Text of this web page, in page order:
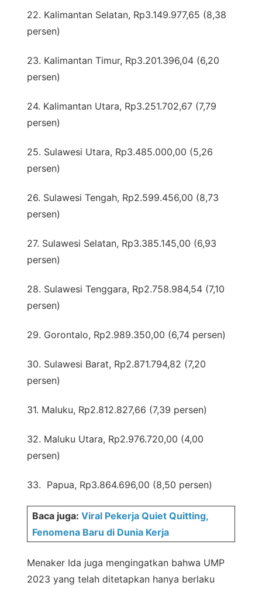
22. Kalimantan Selatan, Rp3.149.977,65 (8,38
persen)
23. Kalimantan Timur, Rp3.201.396,04 (6,20
persen)
24. Kalimantan Utara, Rp3.251.702,67 (7,79
persen)
25. Sulawesi Utara, Rp3.485.000,00 (5,26
persen)
26. Sulawesi Tengah, Rp2.599.456,00 (8,73
persen)
27. Sulawesi Selatan, Rp3.385.145,00 (6,93
persen)
28. Sulawesi Tenggara, Rp2.758.984,54 (7,10
persen)
29. Gorontalo, Rp2.989.350,00 (6,74 persen)
30. Sulawesi Barat, Rp2.871.794,82 (7,20
persen)
31. Maluku, Rp2.812.827,66 (7,39 persen)
32. Maluku Utara, Rp2.976.720,00 (4,00
persen)
33. Papua, Rp3.864.696,00 (8,50 persen)
Baca juga: Viral Pekerja Quiet Quitting,
Fenomena Baru di Dunia Kerja
Menaker Ida juga mengingatkan bahwa UMP
2023 yang telah ditetapkan hanya berlaku